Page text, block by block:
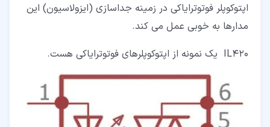
اپتوکوپلر فوتوترایاکی در زمینه جداسازی (ایزولاسیون) این
مدارها به خوبی عمل می کند.
IL420 یک نمونه از اپتوکوپلرهای فوتوترایاکی هست.